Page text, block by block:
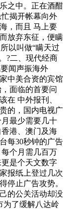
之中。正在酒酣
揭开帐幕向外
，而且 马上要
放弃东征，便瞒
以叫做“瞒天过
?二、现代经商
闻声振海外
中美合资的宾馆
面临的首要问
在 中外报刊、
的，国内电视广
最少需要几十
港、澳门及海
每30秒钟的广告
个月需几百万
是个天文数字
报纸上登过几次
停止广告攻势。
的公关活动却没
为了缓解八达岭